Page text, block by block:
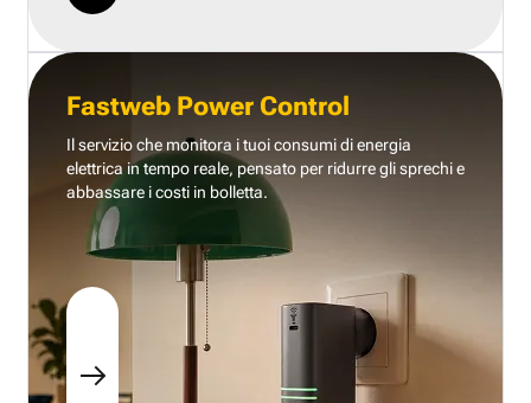
Fastweb Power Control
Il servizio che monitora i tuoi consumi di energia
elettrica in tempo reale, pensato per ridurre gli sprechi e
abbassare i costi in bolletta.